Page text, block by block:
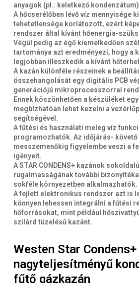
anyagok (pl.: keletkező
A hőcserélőben lévő víz mennyisége
tehetetlensége korlátozott, ezért
rendszer által kívánt hőenergia-
Végül pedig az égő kiemelkedően
tartománya azt eredményezi, hogy a
legjobban illeszkedik a kívánt
A kazán különféle részeinek a
összehangolását egy digitális PCB
generációjú mikroprocesszorral
Ennek köszönhetően a készüléket
megbízhatóan lehet kezelni a
segítségével.
A fűtési és használati meleg víz
programozhatók. Az időjárás- követő
messzemenőkig figyelembe veszi a
igényeit.
A STAR CONDENS+ kazánok
rugalmasságának további
sokféle környezetben alkalmazhatók.
A fejlett elektronikus rendszer azt is
könnyen lehessen integrálni a fűtési
hőforrásokat, mint például
szilárd tüzelésű kazánt.
Westen Star
nagyteljesítményű
fűtő gázkazán